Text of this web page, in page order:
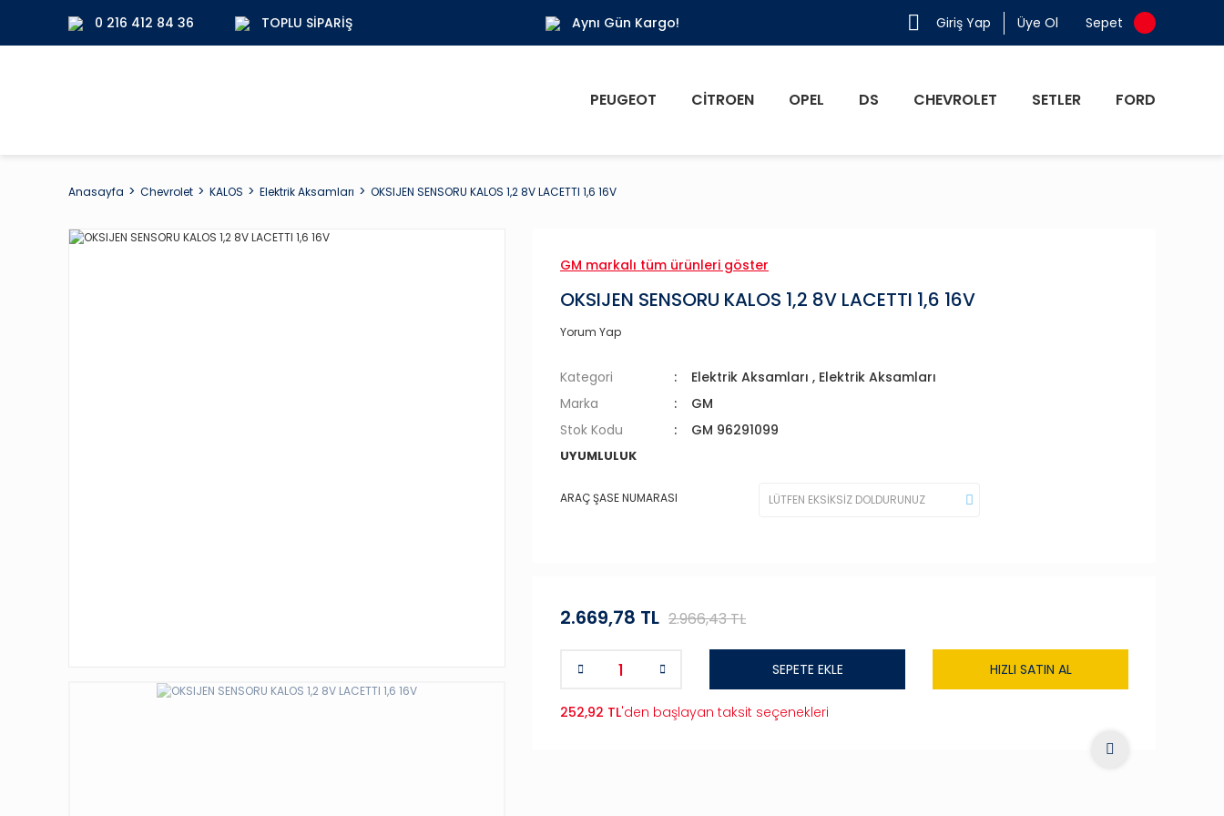
0 216 412 84 36 TOPLU SIPARIŞ Aynı Gün Kargo! Giriş Yap Üye Ol Sepet
PEUGEOT CITROEN OPEL DS CHEVROLET SETLER FORD
Anasayfa Chevrolet KALOS Elektrik Aksamları OKSIJEN SENSORU KALOS 1,2 8V LACETTI 1,6 16V
GM markalı tüm ürünleri göster
OKSIJEN SENSORU KALOS 1,2 8V LACETTI 1,6 16V
Yorum Yap
Kategori Elektrik Aksamları , Elektrik Aksamları
Marka
GM
Stok Kodu
GM 96291099
UYUMLULUK
ARAÇ ŞASE NUMARASI
2.669,78 TL 2.966,43 TL
SEPETE EKLE HIZLI SATIN AL
252,92 TL'den başlayan taksit seçenekleri